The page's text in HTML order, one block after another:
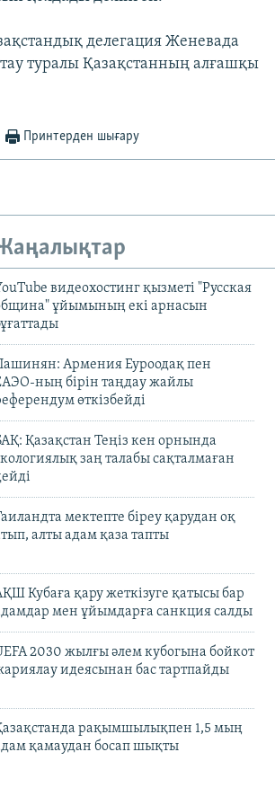
делегация Женевада
туралы Қазақстанның алғашқы
Принтерден шығару
видеохостинг қызметі "Русская
ұйымының екі арнасын
Армения Еуроодақ пен
ның бірін таңдау жайлы
өткізбейді
Қазақстан Теңіз кен орнында
заң талабы сақталмаған
мектепте біреу қарудан оқ
алты адам қаза тапты
Кубаға қару жеткізуге қатысы бар
мен ұйымдарға санкция салды
2030 жылғы әлем кубогына бойкот
идеясынан бас тартпайды
рақымшылықпен 1,5 мың
қамаудан босап шықты